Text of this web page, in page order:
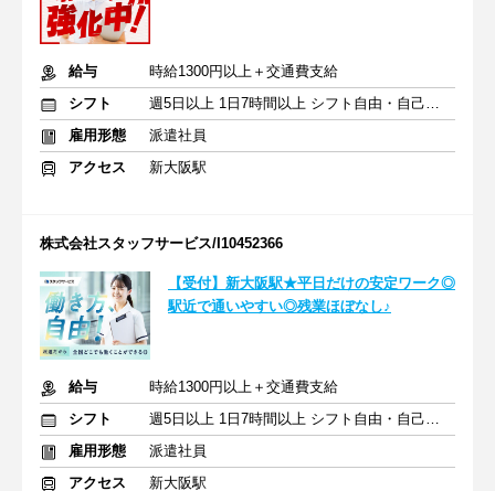
給与
時給1300円以上＋交通費支給
シフト
週5日以上 1日7時間以上 シフト自由・自己申告
雇用形態
派遣社員
アクセス
新大阪駅
株式会社スタッフサービス/I10452366
【受付】新大阪駅★平日だけの安定ワーク◎
駅近で通いやすい◎残業ほぼなし♪
給与
時給1300円以上＋交通費支給
シフト
週5日以上 1日7時間以上 シフト自由・自己申告
雇用形態
派遣社員
アクセス
新大阪駅